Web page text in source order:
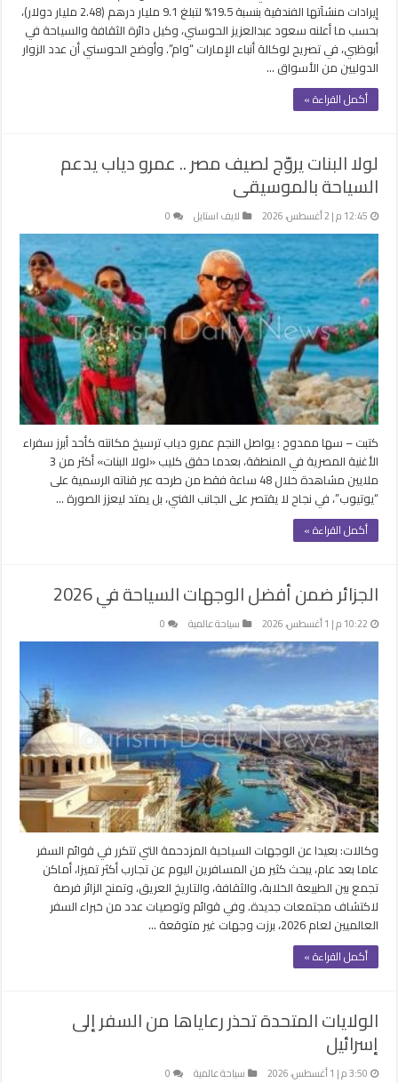
إيرادات منشآتها الفندقية بنسبة 19.5% لتبلغ 9.1 مليار درهم (2.48 مليار دولار)،
بحسب ما أعلنه سعود عبدالعزيز الحوسني، وكيل دائرة الثقافة والسياحة في
أبوظبي، في تصريح لوكالة أنباء الإمارات “وام”. وأوضح الحوسني أن عدد الزوار
الدوليين من الأسواق …
أكمل القراءة »
لولا البنات يروّج لصيف مصر .. عمرو دياب يدعم
السياحة بالموسيقى
12:45 م | 2 أغسطس، 2026 لايف استايل 0
كتبت – سها ممدوح : يواصل النجم عمرو دياب ترسيخ مكانته كأحد أبرز سفراء
الأغنية المصرية في المنطقة، بعدما حقق كليب «لولا البنات» أكثر من 3
ملايين مشاهدة خلال 48 ساعة فقط من طرحه عبر قناته الرسمية على
“يوتيوب”، في نجاح لا يقتصر على الجانب الفني، بل يمتد ليعزز الصورة …
أكمل القراءة »
الجزائر ضمن أفضل الوجهات السياحة في 2026
10:22 م | 1 أغسطس، 2026 سياحة عالمية 0
وكالات: بعيدا عن الوجهات السياحية المزدحمة التي تتكرر في قوائم السفر
عاما بعد عام، يبحث كثير من المسافرين اليوم عن تجارب أكثر تميزا، أماكن
تجمع بين الطبيعة الخلابة، والثقافة، والتاريخ العريق، وتمنح الزائر فرصة
لاكتشاف مجتمعات جديدة. وفي قوائم وتوصيات عدد من خبراء السفر
العالميين لعام 2026، برزت وجهات غير متوقعة …
أكمل القراءة »
الولايات المتحدة تحذر رعاياها من السفر إلى
إسرائيل
3:50 م | 1 أغسطس، 2026 سياحة عالمية 0